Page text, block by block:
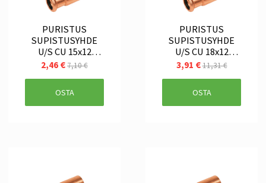
PURISTUS
SUPISTUSYHDE
U/S CU 15x12
SANHA
2,46 €7,10 €
OSTA
PURISTUS
SUPISTUSYHDE
U/S CU 18x12
SANHA
3,91 €11,31 €
OSTA